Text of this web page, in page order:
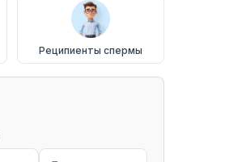
Реципиенты спермы